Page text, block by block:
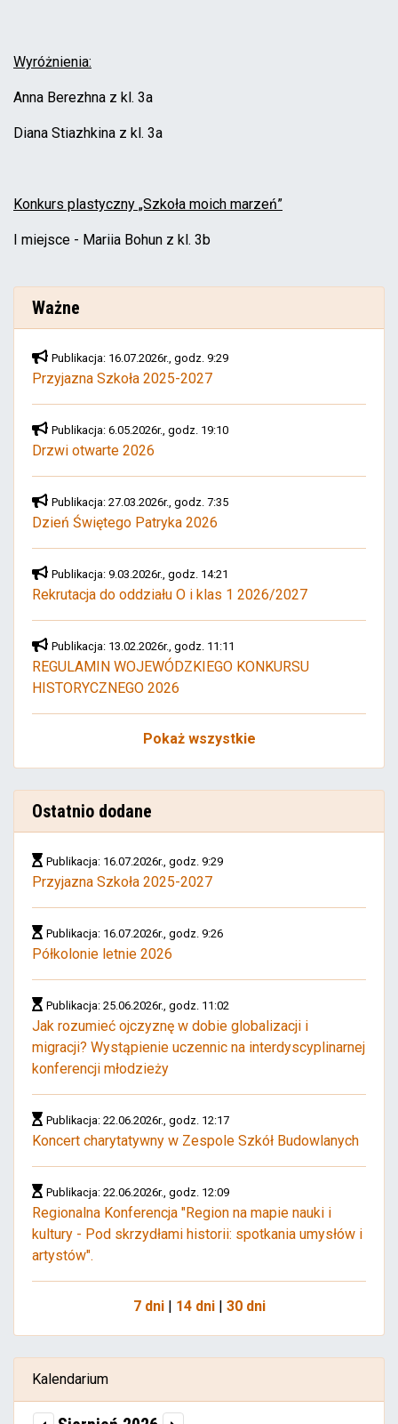
Wyróżnienia:
Anna Berezhna z kl. 3a
Diana Stiazhkina z kl. 3a
Konkurs plastyczny „Szkoła moich marzeń”
I miejsce - Mariia Bohun z kl. 3b
Ważne
Publikacja: 16.07.2026r., godz. 9:29
Przyjazna Szkoła 2025-2027
Publikacja: 6.05.2026r., godz. 19:10
Drzwi otwarte 2026
Publikacja: 27.03.2026r., godz. 7:35
Dzień Świętego Patryka 2026
Publikacja: 9.03.2026r., godz. 14:21
Rekrutacja do oddziału O i klas 1 2026/2027
Publikacja: 13.02.2026r., godz. 11:11
REGULAMIN WOJEWÓDZKIEGO KONKURSU
HISTORYCZNEGO 2026
Pokaż wszystkie
Ostatnio dodane
Publikacja: 16.07.2026r., godz. 9:29
Przyjazna Szkoła 2025-2027
Publikacja: 16.07.2026r., godz. 9:26
Półkolonie letnie 2026
Publikacja: 25.06.2026r., godz. 11:02
Jak rozumieć ojczyznę w dobie globalizacji i
migracji? Wystąpienie uczennic na interdyscyplinarnej
konferencji młodzieży
Publikacja: 22.06.2026r., godz. 12:17
Koncert charytatywny w Zespole Szkół Budowlanych
Publikacja: 22.06.2026r., godz. 12:09
Regionalna Konferencja "Region na mapie nauki i
kultury - Pod skrzydłami historii: spotkania umysłów i
artystów".
7 dni| 14 dni| 30 dni
Kalendarium